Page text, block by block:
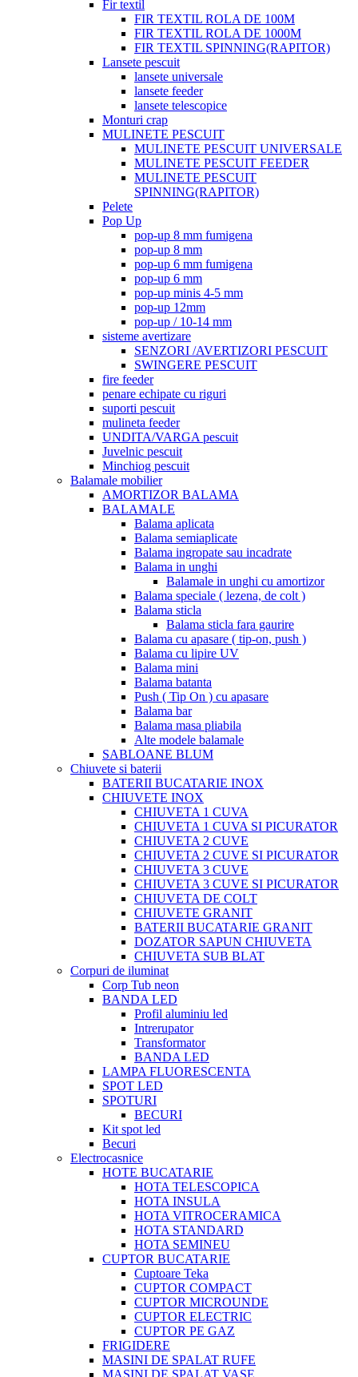
Fir textil
FIR TEXTIL ROLA DE 100M
FIR TEXTIL ROLA DE 1000M
FIR TEXTIL SPINNING(RAPITOR)
Lansete pescuit
lansete universale
lansete feeder
lansete telescopice
Monturi crap
MULINETE PESCUIT
MULINETE PESCUIT UNIVERSALE
MULINETE PESCUIT FEEDER
MULINETE PESCUIT
SPINNING(RAPITOR)
Pelete
Pop Up
pop-up 8 mm fumigena
pop-up 8 mm
pop-up 6 mm fumigena
pop-up 6 mm
pop-up minis 4-5 mm
pop-up 12mm
pop-up / 10-14 mm
sisteme avertizare
SENZORI /AVERTIZORI PESCUIT
SWINGERE PESCUIT
fire feeder
penare echipate cu riguri
suporti pescuit
mulineta feeder
UNDITA/VARGA pescuit
Juvelnic pescuit
Minchiog pescuit
Balamale mobilier
AMORTIZOR BALAMA
BALAMALE
Balama aplicata
Balama semiaplicate
Balama ingropate sau incadrate
Balama in unghi
Balamale in unghi cu amortizor
Balama speciale ( lezena, de colt )
Balama sticla
Balama sticla fara gaurire
Balama cu apasare ( tip-on, push )
Balama cu lipire UV
Balama mini
Balama batanta
Push ( Tip On ) cu apasare
Balama bar
Balama masa pliabila
Alte modele balamale
SABLOANE BLUM
Chiuvete si baterii
BATERII BUCATARIE INOX
CHIUVETE INOX
CHIUVETA 1 CUVA
CHIUVETA 1 CUVA SI PICURATOR
CHIUVETA 2 CUVE
CHIUVETA 2 CUVE SI PICURATOR
CHIUVETA 3 CUVE
CHIUVETA 3 CUVE SI PICURATOR
CHIUVETA DE COLT
CHIUVETE GRANIT
BATERII BUCATARIE GRANIT
DOZATOR SAPUN CHIUVETA
CHIUVETA SUB BLAT
Corpuri de iluminat
Corp Tub neon
BANDA LED
Profil aluminiu led
Intrerupator
Transformator
BANDA LED
LAMPA FLUORESCENTA
SPOT LED
SPOTURI
BECURI
Kit spot led
Becuri
Electrocasnice
HOTE BUCATARIE
HOTA TELESCOPICA
HOTA INSULA
HOTA VITROCERAMICA
HOTA STANDARD
HOTA SEMINEU
CUPTOR BUCATARIE
Cuptoare Teka
CUPTOR COMPACT
CUPTOR MICROUNDE
CUPTOR ELECTRIC
CUPTOR PE GAZ
FRIGIDERE
MASINI DE SPALAT RUFE
MASINI DE SPALAT VASE